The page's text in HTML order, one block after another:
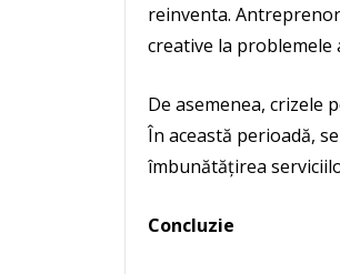
reinventa.
creative la
De asemenea, crizele
În această perioadă,
îmbunătățirea
Concluzie